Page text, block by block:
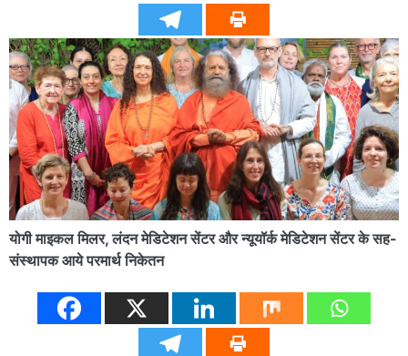
योगी माइकल मिलर, लंदन मेडिटेशन सेंटर और न्यूयॉर्क मेडिटेशन सेंटर के सह-
संस्थापक आये परमार्थ निकेतन